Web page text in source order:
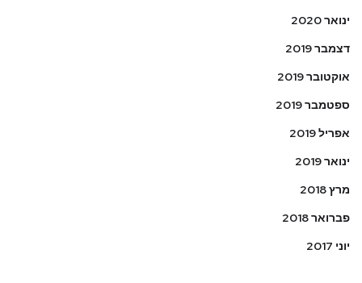
ינואר 2020
דצמבר 2019
אוקטובר 2019
ספטמבר 2019
אפריל 2019
ינואר 2019
מרץ 2018
פברואר 2018
יוני 2017